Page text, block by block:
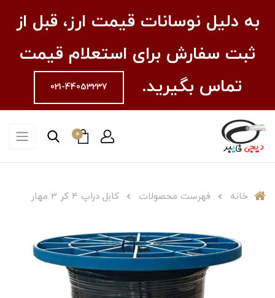
به دلیل نوسانات قیمت ارز، قبل از
ثبت سفارش برای استعلام قیمت
تماس بگیرید.
021-44053237
0
خانه فهرست محصولات کابل دراپ 4 کر 3 مهار